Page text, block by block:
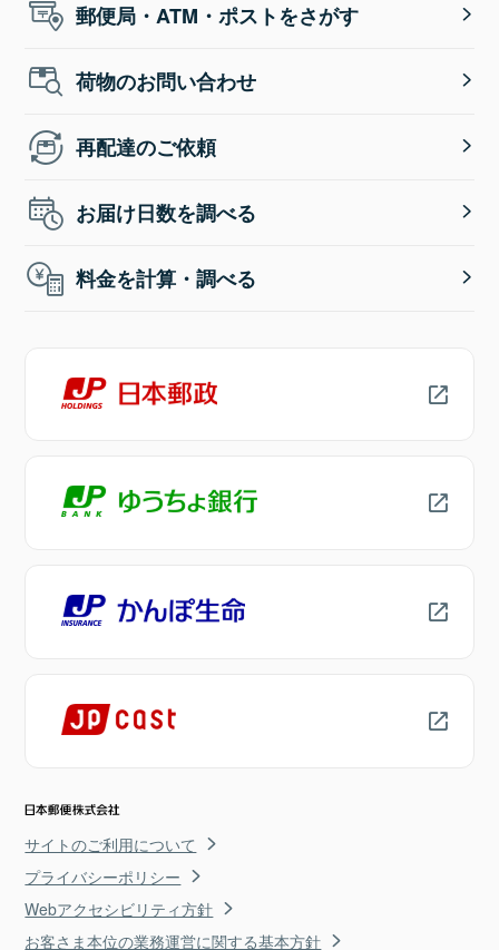
郵便局・ATM・ポストをさがす
荷物のお問い合わせ
再配達のご依頼
お届け日数を調べる
料金を計算・調べる
サイトのご利用について
プライバシーポリシー
Webアクセシビリティ方針
お客さま本位の業務運営に関する基本方針